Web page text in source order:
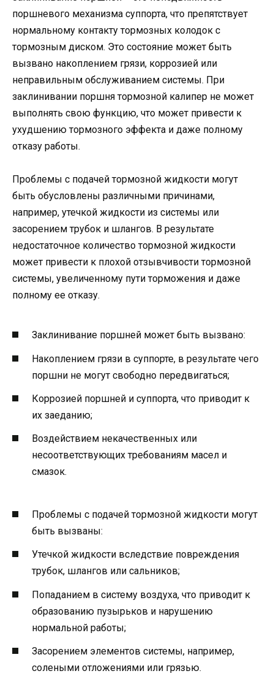
поршневого механизма суппорта, что препятствует
нормальному контакту тормозных колодок с
тормозным диском. Это состояние может быть
вызвано накоплением грязи, коррозией или
неправильным обслуживанием системы. При
заклинивании поршня тормозной калипер не может
выполнять свою функцию, что может привести к
ухудшению тормозного эффекта и даже полному
отказу работы.
Проблемы с подачей тормозной жидкости могут
быть обусловлены различными причинами,
например, утечкой жидкости из системы или
засорением трубок и шлангов. В результате
недостаточное количество тормозной жидкости
может привести к плохой отзывчивости тормозной
системы, увеличенному пути торможения и даже
полному ее отказу.
Заклинивание поршней может быть вызвано:
Накоплением грязи в суппорте, в результате чего
поршни не могут свободно передвигаться;
Коррозией поршней и суппорта, что приводит к
их заеданию;
Воздействием некачественных или
несоответствующих требованиям масел и
смазок.
Проблемы с подачей тормозной жидкости могут
быть вызваны:
Утечкой жидкости вследствие повреждения
трубок, шлангов или сальников;
Попаданием в систему воздуха, что приводит к
образованию пузырьков и нарушению
нормальной работы;
Засорением элементов системы, например,
солеными отложениями или грязью.